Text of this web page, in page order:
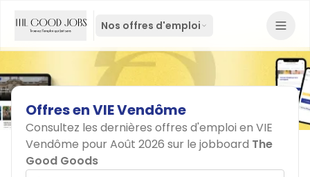
Nos offres d'emploi
OffresenVIEVendôme
Consultez les dernières offres d'emploi en VIE
Vendôme pour Août 2026 sur le jobboard The
Good Goods
Rechercher par job, mot-clé ou entreprise